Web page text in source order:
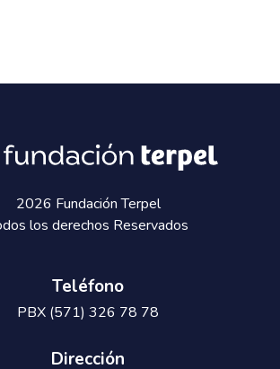
2026 Fundación Terpel
los derechos Reservados
Teléfono
PBX (571) 326 78 78
Dirección